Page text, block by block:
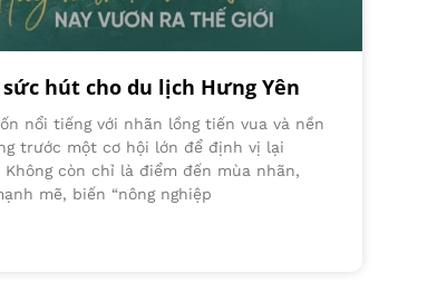
hút cho du lịch Hưng Yên
nổi tiếng với nhãn lồng tiến vua và nền
trước một cơ hội lớn để định vị lại
còn chỉ là điểm đến mùa nhãn,
mẽ, biến “nông nghiệp